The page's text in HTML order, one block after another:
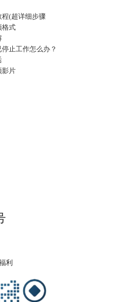
(超详细步骤
格式
止工作怎么办？
影片
利